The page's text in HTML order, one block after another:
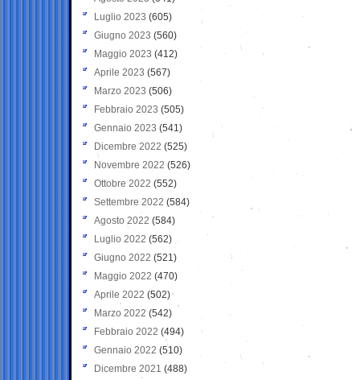
Luglio 2023 (605)
Giugno 2023 (560)
Maggio 2023 (412)
Aprile 2023 (567)
Marzo 2023 (506)
Febbraio 2023 (505)
Gennaio 2023 (541)
Dicembre 2022 (525)
Novembre 2022 (526)
Ottobre 2022 (552)
Settembre 2022 (584)
Agosto 2022 (584)
Luglio 2022 (562)
Giugno 2022 (521)
Maggio 2022 (470)
Aprile 2022 (502)
Marzo 2022 (542)
Febbraio 2022 (494)
Gennaio 2022 (510)
Dicembre 2021 (488)